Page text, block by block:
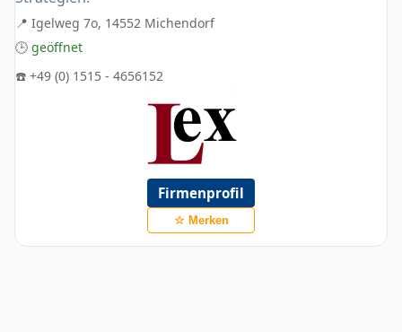
📍 Igelweg 7o, 14552 Michendorf
🕒 geöffnet
☎️ +49 (0) 1515 - 4656152
Firmenprofil
☆ Merken